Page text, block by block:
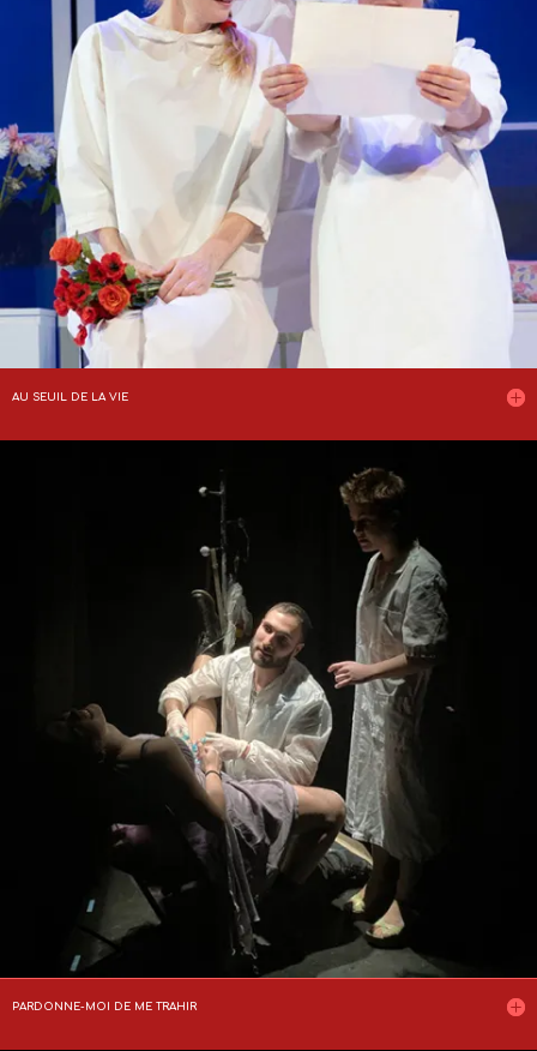
AU SEUIL DE LA VIE
PARDONNE-MOI DE ME TRAHIR